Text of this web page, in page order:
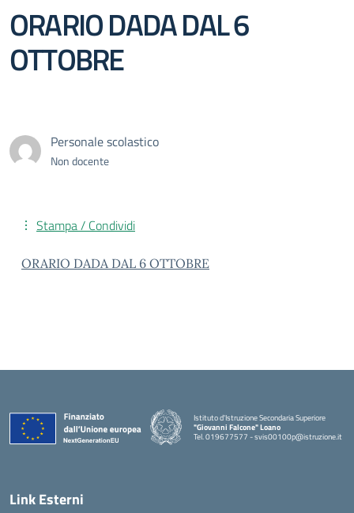
ORARIO DADA DAL 6
OTTOBRE
Personale scolastico
Non docente
Stampa / Condividi
ORARIO DADA DAL 6 OTTOBRE
Istituto d'Istruzione Secondaria Superiore
"Giovanni Falcone" Loano
Tel. 019677577 - svis00100p@istruzione.it
— Visita la pagina iniziale della scuola
Link Esterni